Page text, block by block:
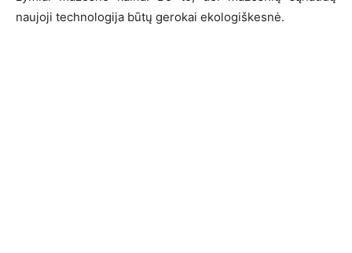
naujoji technologija būtų gerokai ekologiškesnė.